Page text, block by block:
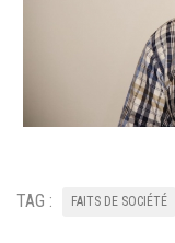
TAG : FAITS DE SOCIÉTÉ